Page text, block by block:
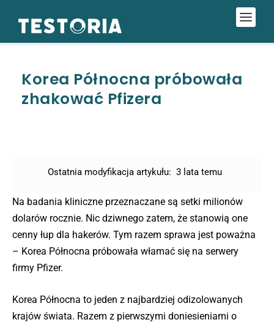
Korea Północna próbowała
zhakować Pfizera
Ostatnia modyfikacja artykułu: 3 lata temu
Na badania kliniczne przeznaczane są setki milionów
dolarów rocznie. Nic dziwnego zatem, że stanowią one
cenny łup dla hakerów. Tym razem sprawa jest poważna
– Korea Północna próbowała włamać się na serwery
firmy Pfizer.
Korea Północna to jeden z najbardziej odizolowanych
krajów świata. Razem z pierwszymi doniesieniami o